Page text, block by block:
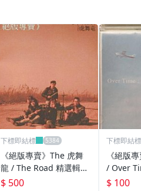
下標即結標
《絕版專賣》The 虎舞
龍 / The Road 精選輯
(日本版.無IFPI)
$ 500
下標即結標
《絕版
/ Over
帶....武
$ 100